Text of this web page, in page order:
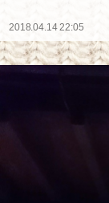
2018.04.14 22:05